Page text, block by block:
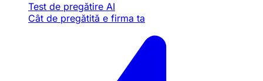
Test de pregătire AI
Cât de pregătită e firma ta